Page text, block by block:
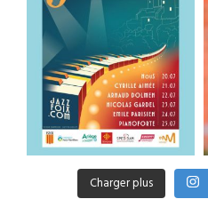
Charger plus